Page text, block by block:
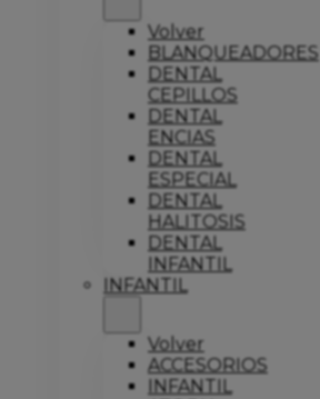
Volver
BLANQUEADORES
DENTAL
CEPILLOS
DENTAL
ENCIAS
DENTAL
ESPECIAL
DENTAL
HALITOSIS
DENTAL
INFANTIL
INFANTIL
Volver
ACCESORIOS
INFANTIL